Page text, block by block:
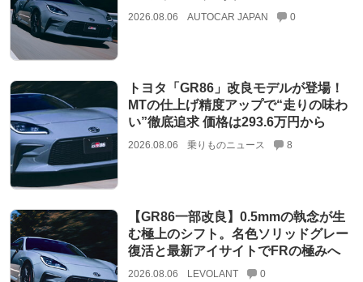
2026.08.06 AUTOCAR JAPAN 0
トヨタ「GR86」改良モデルが登場！
MTの仕上げ精度アップで“走りの味わ
い”徹底追求 価格は293.6万円から
2026.08.06 乗りものニュース 8
【GR86一部改良】0.5mmの執念が生
む極上のシフト。名色ソリッドグレー
復活と最新アイサイトでFRの極みへ
2026.08.06 LEVOLANT 0